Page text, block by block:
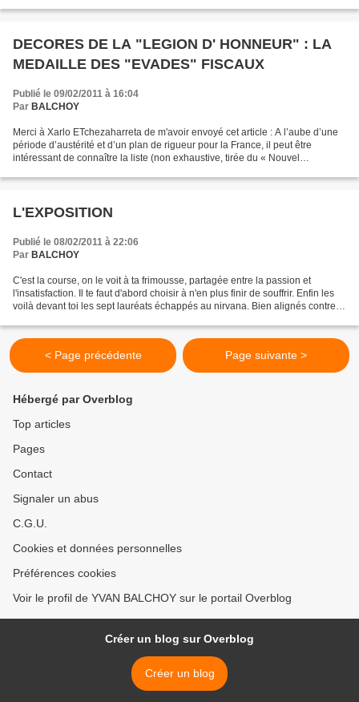
DECORES DE LA "LEGION D' HONNEUR" : LA
MEDAILLE DES "EVADES" FISCAUX
Publié le 09/02/2011 à 16:04
Par BALCHOY
Merci à Xarlo ETchezaharreta de m'avoir envoyé cet article : A l’aube d’une
période d’austérité et d’un plan de rigueur pour la France, il peut être
intéressant de connaître la liste (non exhaustive, tirée du « Nouvel
L'EXPOSITION
Publié le 08/02/2011 à 22:06
Par BALCHOY
C'est la course, on le voit à ta frimousse, partagée entre la passion et
l'insatisfaction. Il te faut d'abord choisir à n'en plus finir de souffrir. Enfin les
voilà devant toi les sept lauréats échappés au nirvana. Bien alignés contre
< Page précédente Page suivante >
Hébergé par Overblog
Top articles
Pages
Contact
Signaler un abus
C.G.U.
Cookies et données personnelles
Préférences cookies
Voir le profil de YVAN BALCHOY sur le portail Overblog
Créer un blog sur Overblog
Créer un blog